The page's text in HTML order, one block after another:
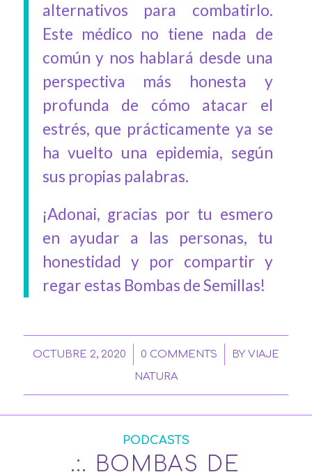
alternativos para combatirlo.
Este médico no tiene nada de
común y nos hablará desde una
perspectiva más honesta y
profunda de cómo atacar el
estrés, que prácticamente ya se
ha vuelto una epidemia, según
sus propias palabras.
¡Adonai, gracias por tu esmero
en ayudar a las personas, tu
honestidad y por compartir y
regar estas Bombas de Semillas!
OCTUBRE 2, 2020
/ 0 COMMENTS
/ BY VIAJE
NATURA
PODCASTS
.:. BOMBAS DE